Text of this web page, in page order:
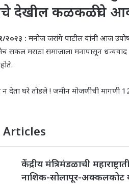
देखील कळकळीचे
२०२३ : मनोज जरांगे पाटील यांनी आज
सकल मराठा समाजाला मनापासून
न देता घरे तोडले ! जमीन मोजणीची मागणी
Articles
केंद्रीय मंत्रिमंडळाची
नाशिक-सोलापूर-अक्कलकोट